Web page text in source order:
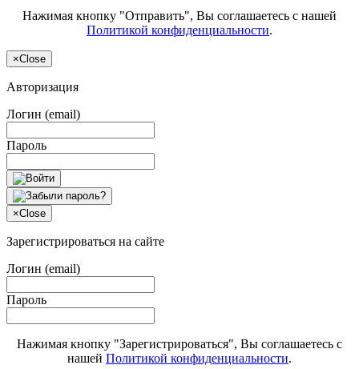
Нажимая кнопку "Отправить", Вы соглашаетесь с нашей
Политикой конфиденциальности.
×Close
Авторизация
Логин (email)
Пароль
×Close
Зарегистрироваться на сайте
Логин (email)
Пароль
Нажимая кнопку "Зарегистрироваться", Вы соглашаетесь с
нашей Политикой конфиденциальности.